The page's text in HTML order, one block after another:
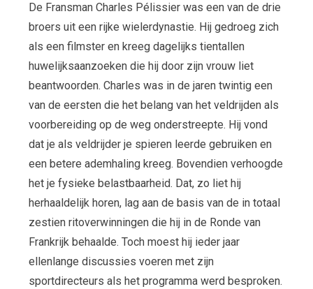
De Fransman Charles Pélissier was een van de drie
broers uit een rijke wielerdynastie. Hij gedroeg zich
als een filmster en kreeg dagelijks tientallen
huwelijksaanzoeken die hij door zijn vrouw liet
beantwoorden. Charles was in de jaren twintig een
van de eersten die het belang van het veldrijden als
voorbereiding op de weg onderstreepte. Hij vond
dat je als veldrijder je spieren leerde gebruiken en
een betere ademhaling kreeg. Bovendien verhoogde
het je fysieke belastbaarheid. Dat, zo liet hij
herhaaldelijk horen, lag aan de basis van de in totaal
zestien ritoverwinningen die hij in de Ronde van
Frankrijk behaalde. Toch moest hij ieder jaar
ellenlange discussies voeren met zijn
sportdirecteurs als het programma werd besproken.